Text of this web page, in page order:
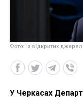
Фото: із відкритих джерел
У Черкасах